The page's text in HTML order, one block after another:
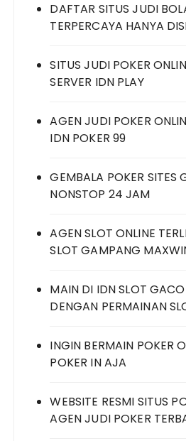
DAFTAR SITUS JUDI
TERPERCAYA HANYA
SITUS JUDI POKER
SERVER IDN PLAY
AGEN JUDI POKER
IDN POKER 99
GEMBALA POKER SITES
NONSTOP 24 JAM
AGEN SLOT ONLINE
SLOT GAMPANG
MAIN DI IDN SLOT
DENGAN PERMAINAN
INGIN BERMAIN POKER
POKER IN AJA
WEBSITE RESMI SITUS
AGEN JUDI POKER